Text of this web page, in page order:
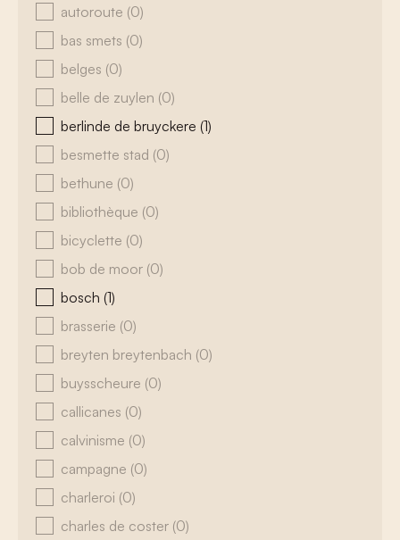
autoroute (0)
bas smets (0)
belges (0)
belle de zuylen (0)
berlinde de bruyckere (1)
besmette stad (0)
bethune (0)
bibliothèque (0)
bicyclette (0)
bob de moor (0)
bosch (1)
brasserie (0)
breyten breytenbach (0)
buysscheure (0)
callicanes (0)
calvinisme (0)
campagne (0)
charleroi (0)
charles de coster (0)